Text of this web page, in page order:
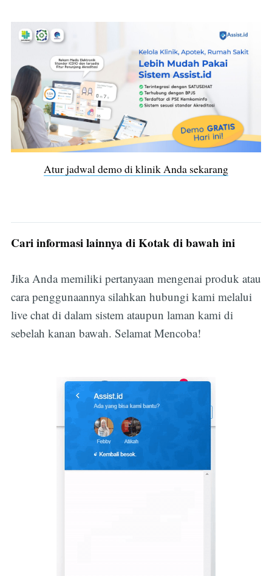
Atur jadwal demo di klinik Anda sekarang
Cari informasi lainnya di Kotak di bawah ini
Jika Anda memiliki pertanyaan mengenai produk atau
cara penggunaannya silahkan hubungi kami melalui
live chat di dalam sistem ataupun laman kami di
sebelah kanan bawah. Selamat Mencoba!